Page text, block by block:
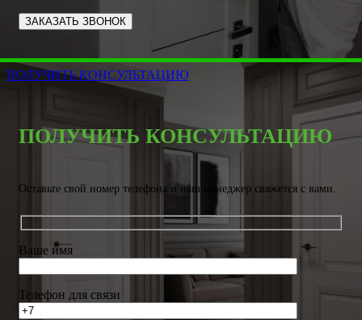
ПОЛУЧИТЬ КОНСУЛЬТАЦИЮ
ПОЛУЧИТЬ КОНСУЛЬТАЦИЮ
Оставьте свой номер телефона и наш менеджер свяжется с вами.
Ваше имя
Телефон для связи